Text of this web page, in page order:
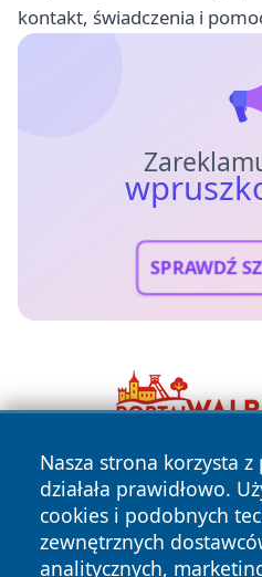
kontakt, świadczenia i
SPRAWDŹ
Nasza strona korzysta
działała prawidłowo.
cookies i podobnych
zewnętrznych
analitycznych,